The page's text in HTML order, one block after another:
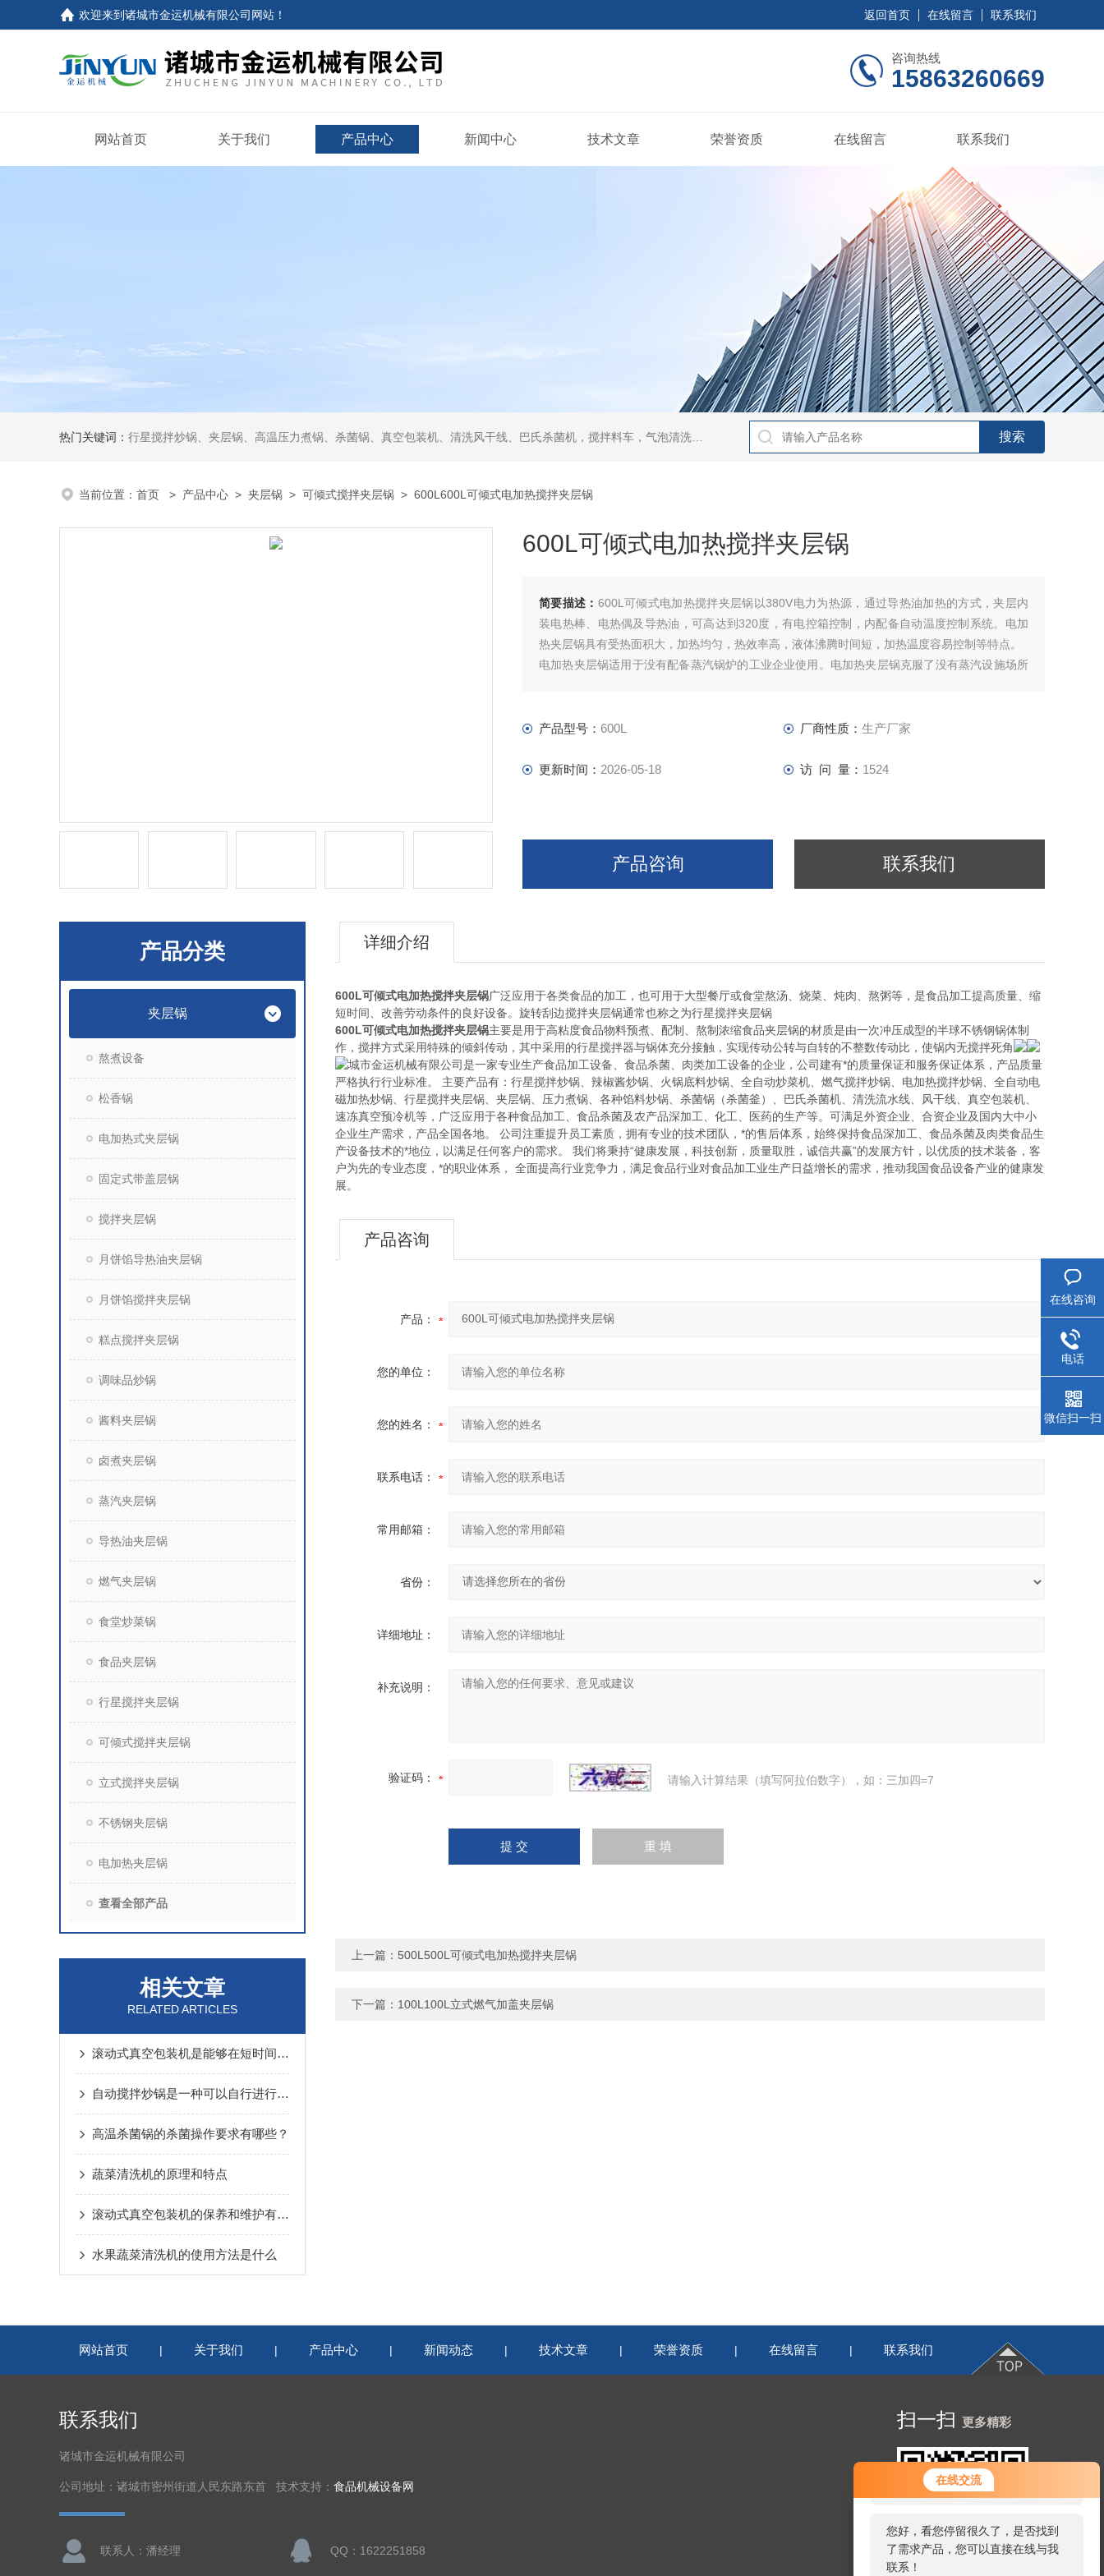
在线交流
您好！欢迎前来咨询，很高兴为您
服务，请问您要咨询什么问题呢？
您好，看您停留很久了，是否找到
了需求产品，您可以直接在线与我
联系！
欢迎来到诸城市金运机械有限公司网站 ！ 返回首页 在线留言 联系我们
咨询热线
15863260669
网站首页 关于我们 产品中心 新闻中心 技术文章 荣誉资质 在线留言 联系我们
热门关键词： 行星搅拌炒锅、夹层锅、高温压力煮锅、杀菌锅、真空包装机、清洗风干线、巴氏杀菌机，搅拌料车，气泡清洗机，翻转风干机
当前位置： 首页 > 产品中心 > 夹层锅 > 可倾式搅拌夹层锅 > 600L600L可倾式电加热搅拌夹层锅
600L可倾式电加热搅拌夹层锅
简要描述： 600L可倾式电加热搅拌夹层锅以380V电力为热源，通过导热油加热的方式，夹层内
装电热棒、电热偶及导热油，可高达到320度，有电控箱控制，内配备自动温度控制系统。电加
热夹层锅具有受热面积大，加热均匀，热效率高，液体沸腾时间短，加热温度容易控制等特点。
电加热夹层锅适用于没有配备蒸汽锅炉的工业企业使用。电加热夹层锅克服了没有蒸汽设施场所
产品型号： 600L 厂商性质： 生产厂家
更新时间： 2026-05-18 访 问 量： 1524
产品咨询 联系我们
产品分类
夹层锅
熬煮设备
松香锅
电加热式夹层锅
固定式带盖层锅
搅拌夹层锅
月饼馅导热油夹层锅
月饼馅搅拌夹层锅
糕点搅拌夹层锅
调味品炒锅
酱料夹层锅
卤煮夹层锅
蒸汽夹层锅
导热油夹层锅
燃气夹层锅
食堂炒菜锅
食品夹层锅
行星搅拌夹层锅
可倾式搅拌夹层锅
立式搅拌夹层锅
不锈钢夹层锅
电加热夹层锅
查看全部产品
相关文章
RELATED ARTICLES
滚动式真空包装机是能够在短时间内对大量产品进行包装
自动搅拌炒锅是一种可以自行进行搅拌的炒锅
高温杀菌锅的杀菌操作要求有哪些？
蔬菜清洗机的原理和特点
滚动式真空包装机的保养和维护有多重要
水果蔬菜清洗机的使用方法是什么
详细介绍
600L可倾式电加热搅拌夹层锅广泛应用于各类食品的加工，也可用于大型餐厅或食堂熬汤、烧菜、炖肉、熬粥等，是食品加工提高质量、缩
短时间、改善劳动条件的良好设备。旋转刮边搅拌夹层锅通常也称之为行星搅拌夹层锅
600L可倾式电加热搅拌夹层锅主要是用于高粘度食品物料预煮、配制、熬制浓缩食品夹层锅的材质是由一次冲压成型的半球不锈钢锅体制
作，搅拌方式采用特殊的倾斜传动，其中采用的行星搅拌器与锅体充分接触，实现传动公转与自转的不整数传动比，使锅内无搅拌死角
城市金运机械有限公司是一家专业生产食品加工设备、食品杀菌、肉类加工设备的企业，公司建有*的质量保证和服务保证体系，产品质量
严格执行行业标准。 主要产品有：行星搅拌炒锅、辣椒酱炒锅、火锅底料炒锅、全自动炒菜机、燃气搅拌炒锅、电加热搅拌炒锅、全自动电
磁加热炒锅、行星搅拌夹层锅、夹层锅、压力煮锅、各种馅料炒锅、杀菌锅（杀菌釜）、巴氏杀菌机、清洗流水线、风干线、真空包装机、
速冻真空预冷机等，广泛应用于各种食品加工、食品杀菌及农产品深加工、化工、医药的生产等。可满足外资企业、合资企业及国内大中小
企业生产需求，产品全国各地。 公司注重提升员工素质，拥有专业的技术团队，*的售后体系，始终保持食品深加工、食品杀菌及肉类食品生
产设备技术的*地位，以满足任何客户的需求。 我们将秉持“健康发展，科技创新，质量取胜，诚信共赢”的发展方针，以优质的技术装备，客
户为先的专业态度，*的职业体系， 全面提高行业竞争力，满足食品行业对食品加工业生产日益增长的需求，推动我国食品设备产业的健康发
展。
产品咨询
产品：
您的单位：
您的姓名：
联系电话：
常用邮箱：
省份：
详细地址：
补充说明：
验证码： 请输入计算结果（填写阿拉伯数字），如：三加四=7
上一篇： 500L500L可倾式电加热搅拌夹层锅
下一篇： 100L100L立式燃气加盖夹层锅
网站首页 | 关于我们 | 产品中心 | 新闻动态 | 技术文章 | 荣誉资质 | 在线留言 | 联系我们
联系我们
诸城市金运机械有限公司
公司地址：诸城市密州街道人民东路东首 技术支持： 食品机械设备网
联系人：潘经理 QQ：1622251858
扫一扫 更多精彩
在线咨询
电话
微信扫一扫